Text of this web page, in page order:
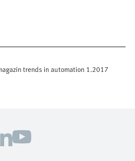
trends in automation 1.2017